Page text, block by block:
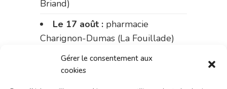
Gérer le consentement aux
cookies
Briand)
Le 17 août : pharmacie
Charignon-Dumas (La Fouillade)
du 17 au 21 août :pharmacie
Palobart (Laguépie)